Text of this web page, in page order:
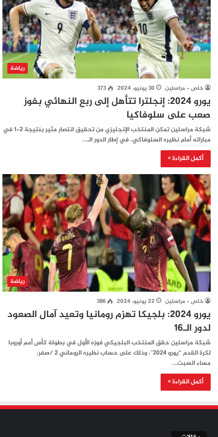
رياضة
خاص - مراسلين 30 يونيو، 2024 373
يورو 2024: إنجلترا تتأهل إلى ربع النهائي بفوز
صعب على سلوفاكيا
شبكة مراسلين تمكن المنتخب الإنجليزي من تحقيق انتصار مثير بنتيجة 2-1 في
مباراته أمام نظيره السلوفاكي، في إطار الدور الـ…
أكمل القراءة »
رياضة
خاص - مراسلين 22 يونيو، 2024 386
يورو 2024: بلجيكا تهزم رومانيا وتعيد آمال الصعود
لدور الـ16
شبكة مراسلين حقق المنتخب البلجيكي فوزه الأول في بطولة كأس أمم أوروبا
لكرة القدم “يورو 2024″، وذلك على حساب نظيره الروماني 2 /صفر،
مساء السبت…
أكمل القراءة »